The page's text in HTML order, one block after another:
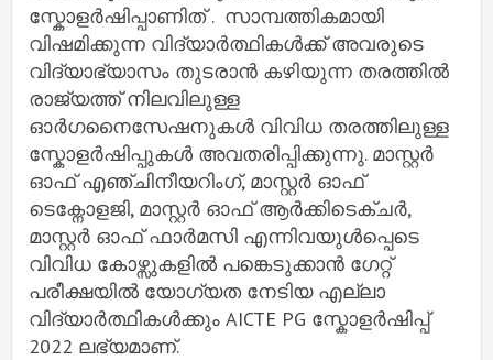
സ്കോളർഷിപ്പാണിത് . സാമ്പത്തികമായി
വിഷമിക്കുന്ന വിദ്യാർത്ഥികൾക്ക് അവരുടെ
വിദ്യാഭ്യാസം തുടരാൻ കഴിയുന്ന തരത്തിൽ
രാജ്യത്ത് നിലവിലുള്ള
ഓർഗനൈസേഷനുകൾ വിവിധ തരത്തിലുള്ള
സ്കോളർഷിപ്പുകൾ അവതരിപ്പിക്കുന്നു. മാസ്റ്റർ
ഓഫ് എഞ്ചിനീയറിംഗ്, മാസ്റ്റർ ഓഫ്
ടെക്നോളജി, മാസ്റ്റർ ഓഫ് ആർക്കിടെക്ചർ,
മാസ്റ്റർ ഓഫ് ഫാർമസി എന്നിവയുൾപ്പെടെ
വിവിധ കോഴ്സുകളിൽ പങ്കെടുക്കാൻ ഗേറ്റ്
പരീക്ഷയിൽ യോഗ്യത നേടിയ എല്ലാ
വിദ്യാർത്ഥികൾക്കും AICTE PG സ്കോളർഷിപ്പ്
2022 ലഭ്യമാണ്.